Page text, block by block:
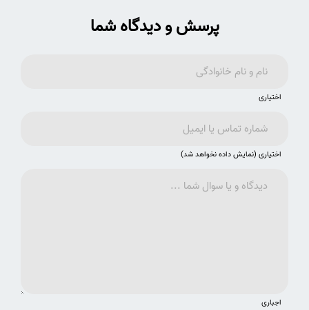
پرسش و دیدگاه شما
اختیاری
اختیاری (نمایش داده نخواهد شد)
اجباری